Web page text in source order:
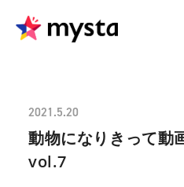
2021.5.20
動物になりきって動
vol.7